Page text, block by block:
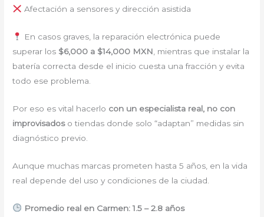
Afectación a sensores y dirección asistida
En casos graves, la reparación electrónica puede
superar los $6,000 a $14,000 MXN , mientras que instalar la
batería correcta desde el inicio cuesta una fracción y evita
todo ese problema.
Por eso es vital hacerlo con un especialista real, no con
improvisadoso tiendas donde solo “adaptan” medidas sin
diagnóstico previo.
Aunque muchas marcas prometen hasta 5 años, en la vida
real depende del uso y condiciones de la ciudad.
Promedio real en Carmen: 1.5 – 2.8 años